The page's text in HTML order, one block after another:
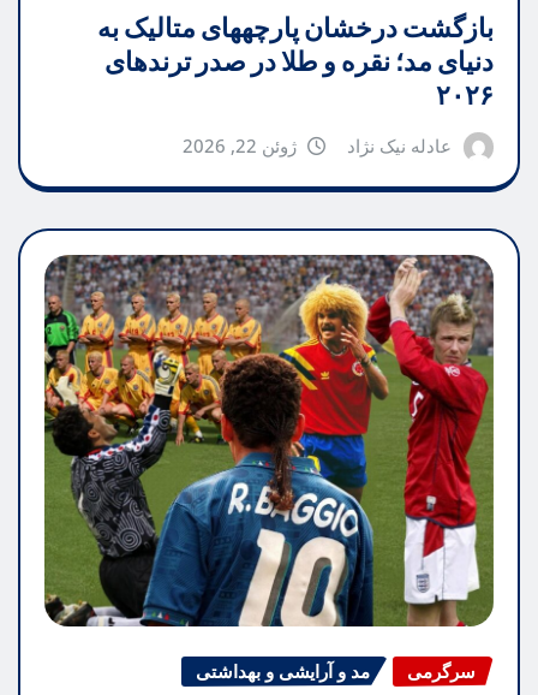
بازگشت درخشان پارچههای متالیک به
دنیای مد؛ نقره و طلا در صدر ترندهای
۲۰۲۶
عادله نیک نژاد ژوئن 22, 2026
سرگرمی مد و آرایشی و بهداشتی